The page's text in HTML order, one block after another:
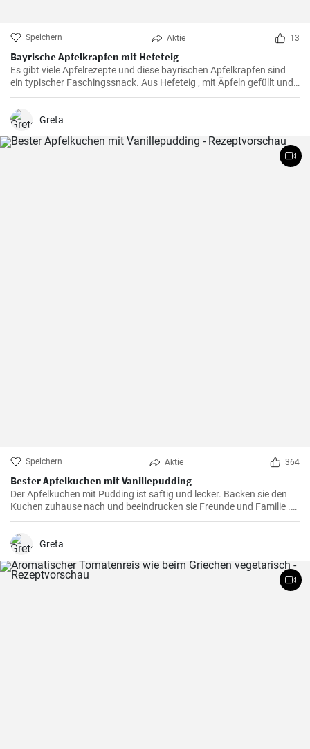
Speichern Aktie 13
Bayrische Apfelkrapfen mit Hefeteig
Es gibt viele Apfelrezepte und diese bayrischen Apfelkrapfen sind
ein typischer Faschingssnack. Aus Hefeteig , mit Äpfeln gefüllt und
saftig frittiert werden sie nachher in Zimtzucker gewälzt und frisch
genossen.
Greta
Speichern Aktie 364
Bester Apfelkuchen mit Vanillepudding
Der Apfelkuchen mit Pudding ist saftig und lecker. Backen sie den
Kuchen zuhause nach und beeindrucken sie Freunde und Familie .
Passend zur Herbstzeit in der Apfelernte.
Greta